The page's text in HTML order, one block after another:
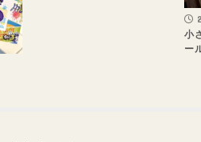
小
ー